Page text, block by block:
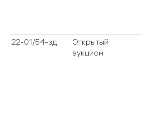
22-01/54-зд
Открытый
аукцион